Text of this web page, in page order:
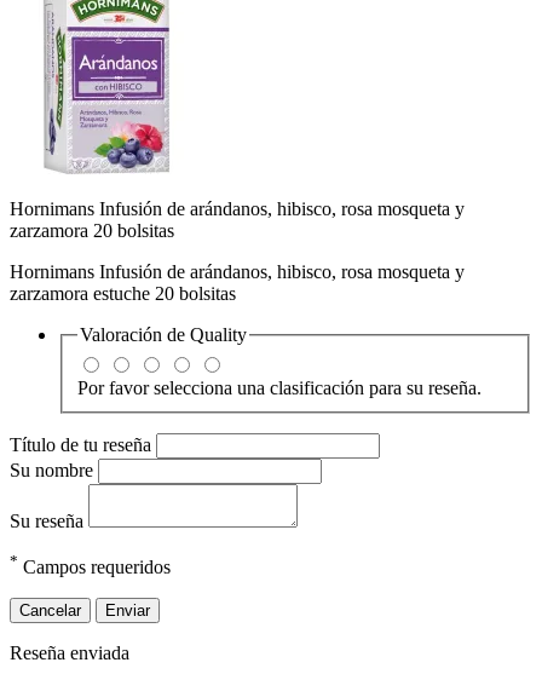
Hornimans Infusión de arándanos, hibisco, rosa mosqueta y
zarzamora 20 bolsitas
Hornimans Infusión de arándanos, hibisco, rosa mosqueta y
zarzamora estuche 20 bolsitas
Valoración de Quality
Por favor selecciona una clasificación para su reseña.
Título de tu reseña
Su nombre
Su reseña
* Campos requeridos
Cancelar Enviar
Reseña enviada